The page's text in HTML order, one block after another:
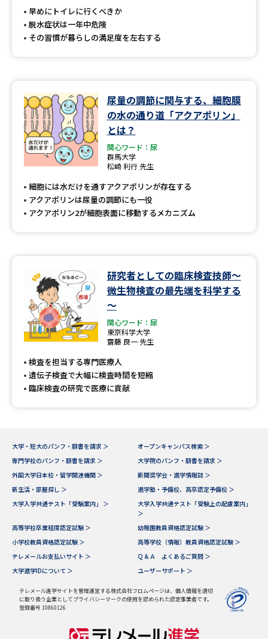
学問発見
学問のミニ講義「夢ナビ講義」 学問分野解説
学問の教科書
ユーザーサポート
Ｑ＆Ａ よくあるご質問 大学進学IDについて
お支払いサイト
個人情報取扱規定
特定商取引表記
テレメール進学カタログ
早めにトイレに行くべきか
脱水症状は一年中危険
その習慣が暮らしの満足度を左右する
尿量の調節に関与する、細胞膜
の水の通り道「アクアポリン」
とは？
関心ワード：尿
群馬大学
松崎 利行 先生
細胞には水だけを通すアクアポリンが存在する
アクアポリンは尿量の調節にも一役
アクアポリン2が細胞表面に移動するメカニズム
研究者としての臨床検査技師～
微生物検査の最先端を科学する
～
関心ワード：尿
東京科学大学
齋藤 良一 先生
検査を担当する専門医療人
遺伝子検査で大幅に検査時間を短縮
臨床検査の研究で医療に貢献
大学・短大のパンフ・願書を請求 ＞
オープンキャンパス検索 ＞
専門学校のパンフ・願書を請求 ＞
大学院のパンフ・願書を請求 ＞
外国大学日本校・留学関連機関 ＞
新聞奨学会・進学情報誌 ＞
新生活・部屋探し ＞
進学塾・予備校、高卒認定予備校 ＞
大学入学共通テスト「受験案内」 ＞
大学入学共通テスト「受験上の配慮案内」
＞
高等学校卒業程度認定試験 ＞
幼稚園教員資格認定試験 ＞
小学校教員資格認定試験 ＞
高等学校（情報）教員資格認定試験 ＞
テレメールお支払いサイト ＞
Ｑ＆Ａ よくあるご質問 ＞
大学進学IDについて ＞
ユーザーサポート ＞
テレメール進学サイトを管理運営する株式会社フロムページは、個人情報を適切
に取り扱う企業としてプライバシーマークの使用を認められた認定事業者です。
登録番号 10860126